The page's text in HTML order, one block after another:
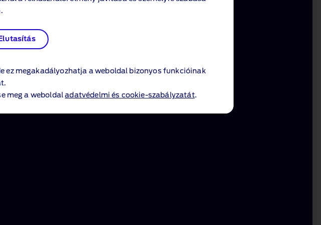
Elutasítás
ez megakadályozhatja a weboldal bizonyos funkcióinak
meg a weboldaladatvédelmi és cookie-szabályzatát.
Elutasítás
ez megakadályozhatja a weboldal bizonyos funkcióinak
meg a weboldaladatvédelmi és cookie-szabályzatát.